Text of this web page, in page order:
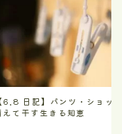
6.8 日記】パンツ・ショッ
えて干す生きる知恵